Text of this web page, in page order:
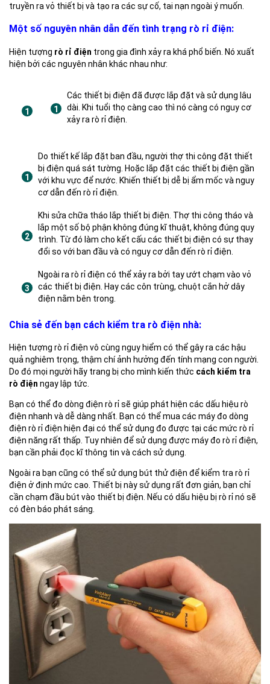
truyền ra vỏ thiết bị và tạo ra các sự cố, tai nạn ngoài ý muốn.
Một số nguyên nhân dẫn đến tình trạng rò rỉ điện:
Hiện tượng rò rỉ điện trong gia đình xảy ra khá phổ biến. Nó xuất
hiện bởi các nguyên nhân khác nhau như:
Các thiết bị điện đã được lắp đặt và sử dụng lâu
dài. Khi tuổi thọ càng cao thì nó càng có nguy cơ
xảy ra rò rỉ điện.
Do thiết kế lắp đặt ban đầu, người thợ thi công đặt thiết
bị điện quá sát tường. Hoặc lắp đặt các thiết bị điện gần
với khu vực để nước. Khiến thiết bị dễ bị ẩm mốc và nguy
cơ dẫn đến rò rỉ điện.
Khi sửa chữa tháo lắp thiết bị điện. Thợ thi công tháo và
lắp một số bộ phận không đúng kĩ thuật, không đúng quy
trình. Từ đó làm cho kết cấu các thiết bị điện có sự thay
đổi so với ban đầu và có nguy cơ dẫn đến rò rỉ điện.
Ngoài ra rò rỉ điện có thể xảy ra bởi tay ướt chạm vào vỏ
các thiết bị điện. Hay các côn trùng, chuột cắn hở dây
điện nằm bên trong.
Chia sẻ đến bạn cách kiểm tra rò điện nhà:
Hiện tượng rò rỉ điện vô cùng nguy hiểm có thể gây ra các hậu
quả nghiêm trọng, thậm chí ảnh hưởng đến tính mạng con người.
Do đó mọi người hãy trang bị cho mình kiến thức cách kiểm tra
rò điện ngay lập tức.
Bạn có thể đo dòng điện rò rỉ sẽ giúp phát hiện các dấu hiệu rò
điện nhanh và dễ dàng nhất. Bạn có thể mua các máy đo dòng
điện rò rỉ điện hiện đại có thể sử dụng đo được tại các mức rò rỉ
điện năng rất thấp. Tuy nhiên để sử dụng được máy đo rò rỉ điện,
bạn cần phải đọc kĩ thông tin và cách sử dụng.
Ngoài ra bạn cũng có thể sử dụng bút thử điện để kiểm tra rò rỉ
điện ở định mức cao. Thiết bị này sử dụng rất đơn giản, bạn chỉ
cần chạm đầu bút vào thiết bị điện. Nếu có dấu hiệu bị rò rỉ nó sẽ
có đèn báo phát sáng.